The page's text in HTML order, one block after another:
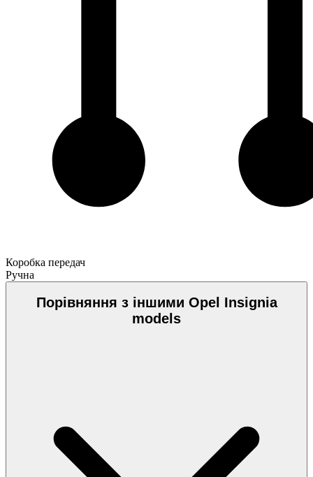
Коробка передач
Ручна
Порівняння з іншими Opel Insignia
models